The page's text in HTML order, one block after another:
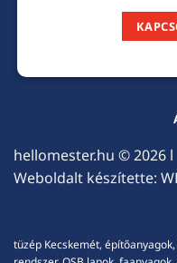
hellomester.hu © 2026 l
Weboldalt készítette:
tüzép Kecskemét,